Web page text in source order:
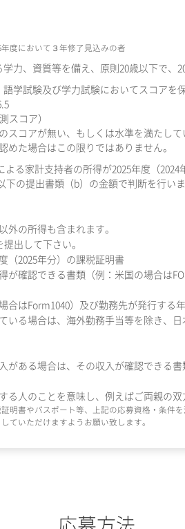
度において３年修了見込みの者
力、資質等を備え、原則20歳以下で、
学試験及び学力試験においてスコアを
スコア）
スコアが無い、もしくは水準を満たし
めた場合はこの限りではありません。
る家計支持者の所得が2025年度（
の提出書類（b）の金額で判断を行いま
外の所得も含まれます。
出して下さい。
（2025年分）の課税証明書
確認できる書類（例：米国の場合は
はForm1040）及び勤務先が発行する
いる場合は、海外勤務手当等を除き、
がある場合は、その収入が確認できる
人のことを意味し、例えばご両親の双
明書やパスポート等、上記の応募資格・条件
ていただけますようお願い致します。
応募方法